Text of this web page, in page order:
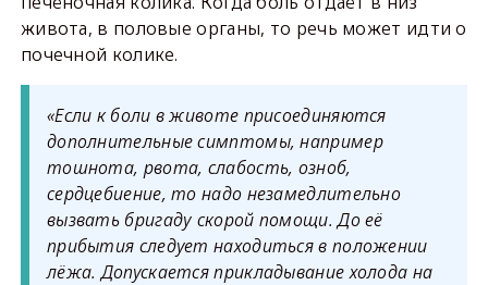
живота, в половые органы, то речь может идти о
почечной колике.
«Если к боли в животе присоединяются
дополнительные симптомы, например
тошнота, рвота, слабость, озноб,
сердцебиение, то надо незамедлительно
вызвать бригаду скорой помощи. До её
прибытия следует находиться в положении
лёжа. Допускается прикладывание холода на